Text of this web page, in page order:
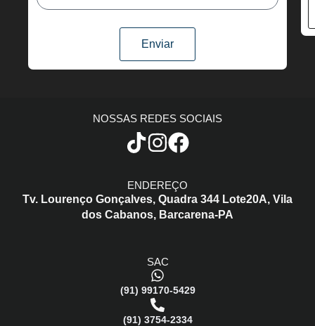
Enviar
SAC
(91) 99170-5429
(91) 3754-2334
ENDEREÇO
Tv. Lourenço Gonçalves, Quadra 344 Lote20A, Vila
dos Cabanos, Barcarena-PA
NOSSAS REDES SOCIAIS